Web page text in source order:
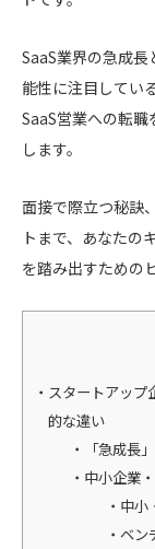
SaaS業界の急成
能性に注目してい
SaaS営業への転
します。
面接で際立つ秘訣
トまで、あなたの
を踏み出すための
スタートアップ
的な違い
「急成長
中小企業
中小
ベン